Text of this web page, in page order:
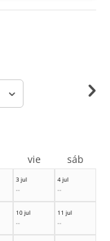
3 jul
--
4 jul
--
10 jul
--
11 jul
--
vie sáb